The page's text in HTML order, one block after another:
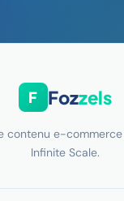
F Fozzels
contenu e-commerce
Infinite Scale.